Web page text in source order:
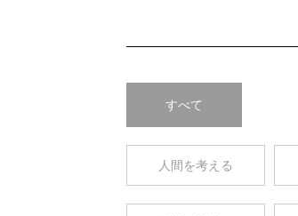
すべて
人間を考える